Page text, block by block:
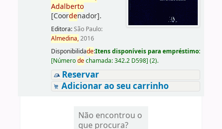
Adalberto
[Coordenador].
Editora:São Paulo:
Almedina,2016
Disponibilidade:Itens disponíveis para empréstimo:
[Númerodechamada:342.2 D598] (2).
Reservar
Adicionar ao seu carrinho
Não encontrou o
que procura?